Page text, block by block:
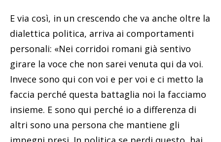
E via così, in un crescendo che va anche oltre la
dialettica politica, arriva ai comportamenti
personali: «Nei corridoi romani già sentivo
girare la voce che non sarei venuta qui da voi.
Invece sono qui con voi e per voi e ci metto la
faccia perché questa battaglia noi la facciamo
insieme. E sono qui perché io a differenza di
altri sono una persona che mantiene gli